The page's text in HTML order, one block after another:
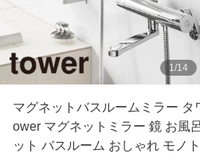
1/14
マグネットバスルームミラー タ
ower マグネットミラー 鏡 お風
ット バスルーム おしゃれ モノ